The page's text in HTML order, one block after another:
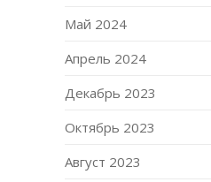
Май 2024
Апрель 2024
Декабрь 2023
Октябрь 2023
Август 2023